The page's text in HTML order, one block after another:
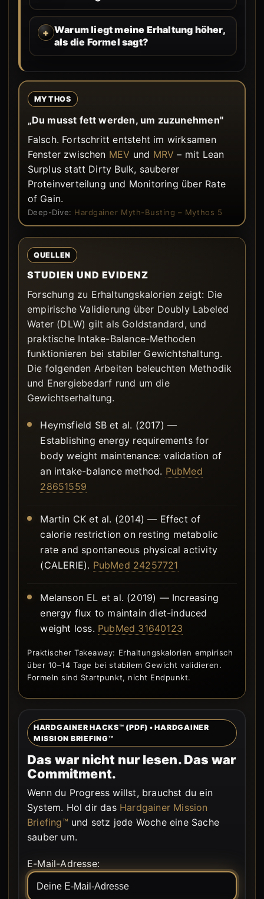
Warum liegt meine Erhaltung höher,
als die Formel sagt?
MYTHOS
„Du musst fett werden, um zuzunehmen"
Falsch. Fortschritt entsteht im wirksamen
Fenster zwischen MEV und MRV – mit Lean
Surplus statt Dirty Bulk, sauberer
Proteinverteilung und Monitoring über Rate
of Gain.
Deep-Dive: Hardgainer Myth-Busting – Mythos 5
QUELLEN
STUDIEN UND EVIDENZ
Forschung zu Erhaltungskalorien zeigt: Die
empirische Validierung über Doubly Labeled
Water (DLW) gilt als Goldstandard, und
praktische Intake-Balance-Methoden
funktionieren bei stabiler Gewichtshaltung.
Die folgenden Arbeiten beleuchten Methodik
und Energiebedarf rund um die
Gewichtserhaltung.
Heymsfield SB et al. (2017) —
Establishing energy requirements for
body weight maintenance: validation of
an intake-balance method. PubMed
28651559
Martin CK et al. (2014) — Effect of
calorie restriction on resting metabolic
rate and spontaneous physical activity
(CALERIE). PubMed 24257721
Melanson EL et al. (2019) — Increasing
energy flux to maintain diet-induced
weight loss. PubMed 31640123
Praktischer Takeaway: Erhaltungskalorien empirisch
über 10–14 Tage bei stabilem Gewicht validieren.
Formeln sind Startpunkt, nicht Endpunkt.
HARDGAINER HACKS™ (PDF) • HARDGAINER
MISSION BRIEFING™
Das war nicht nur lesen. Das war
Commitment.
Wenn du Progress willst, brauchst du ein
System. Hol dir das Hardgainer Mission
Briefing™ und setz jede Woche eine Sache
sauber um.
E-Mail-Adresse:
Formular wird von WordPress gerendert.